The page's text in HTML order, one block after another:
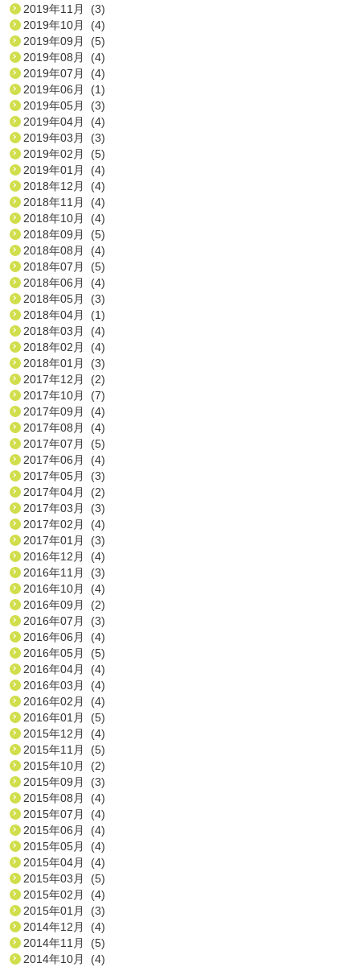
2019年11月 (3)
2019年10月 (4)
2019年09月 (5)
2019年08月 (4)
2019年07月 (4)
2019年06月 (1)
2019年05月 (3)
2019年04月 (4)
2019年03月 (3)
2019年02月 (5)
2019年01月 (4)
2018年12月 (4)
2018年11月 (4)
2018年10月 (4)
2018年09月 (5)
2018年08月 (4)
2018年07月 (5)
2018年06月 (4)
2018年05月 (3)
2018年04月 (1)
2018年03月 (4)
2018年02月 (4)
2018年01月 (3)
2017年12月 (2)
2017年10月 (7)
2017年09月 (4)
2017年08月 (4)
2017年07月 (5)
2017年06月 (4)
2017年05月 (3)
2017年04月 (2)
2017年03月 (3)
2017年02月 (4)
2017年01月 (3)
2016年12月 (4)
2016年11月 (3)
2016年10月 (4)
2016年09月 (2)
2016年07月 (3)
2016年06月 (4)
2016年05月 (5)
2016年04月 (4)
2016年03月 (4)
2016年02月 (4)
2016年01月 (5)
2015年12月 (4)
2015年11月 (5)
2015年10月 (2)
2015年09月 (3)
2015年08月 (4)
2015年07月 (4)
2015年06月 (4)
2015年05月 (4)
2015年04月 (4)
2015年03月 (5)
2015年02月 (4)
2015年01月 (3)
2014年12月 (4)
2014年11月 (5)
2014年10月 (4)